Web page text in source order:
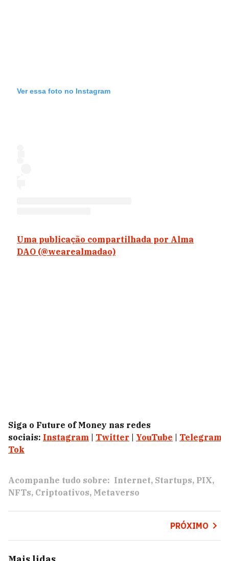
Ver essa foto no Instagram
Uma publicação compartilhada por Alma
DAO (@wearealmadao)
Siga o Future of Money nas redes
sociais: Instagram Twitter YouTube Telegram
Tok
Acompanhe tudo sobre: Internet Startups PIX
NFTs Criptoativos Metaverso
PRÓXIMO